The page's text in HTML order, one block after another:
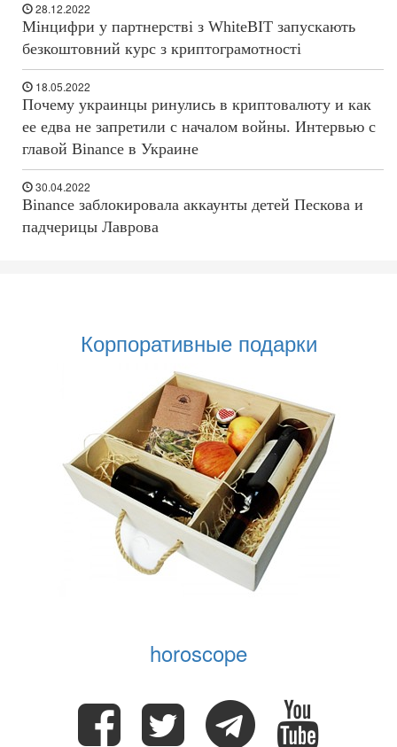
28.12.2022
Мінцифри у партнерстві з WhiteBIT запускають
безкоштовний курс з криптограмотності
18.05.2022
Почему украинцы ринулись в криптовалюту и как
ее едва не запретили с началом войны. Интервью с
главой Binance в Украине
30.04.2022
Binance заблокировала аккаунты детей Пескова и
падчерицы Лаврова
Корпоративные подарки
horoscope